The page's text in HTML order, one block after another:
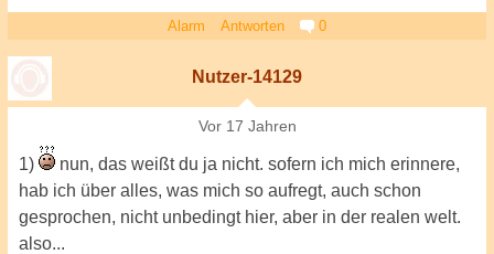
Alarm Antworten 0
Nutzer-14129
Vor 17 Jahren
1)
nun, das weißt du ja nicht. sofern ich mich erinnere,
hab ich über alles, was mich so aufregt, auch schon
gesprochen, nicht unbedingt hier, aber in der realen welt.
also...